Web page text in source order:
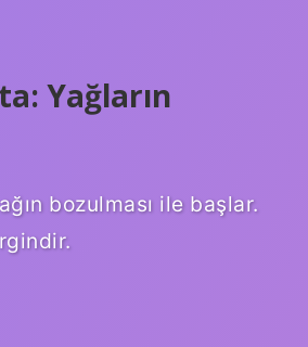
Yağların
bozulması ile başlar.